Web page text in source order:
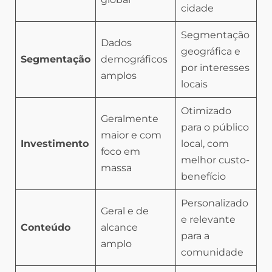
cidade
Segmentação
Dados
demográficos
amplos
Segmentação
geográfica e
por interesses
locais
Investimento
Geralmente
maior e com
foco em
massa
Otimizado
para o público
local, com
melhor custo-
benefício
Conteúdo
Geral e de
alcance
amplo
Personalizado
e relevante
para a
comunidade